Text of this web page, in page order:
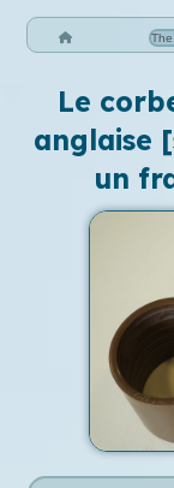
Le
anglaise
un